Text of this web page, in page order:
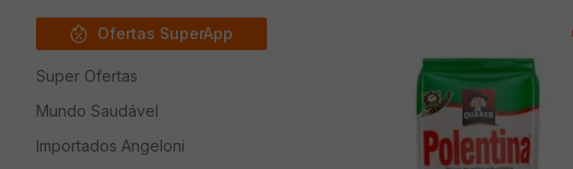
Papel Higienico
Ofertas SuperApp
Super Ofertas
Mundo Saudável
Importados Angeloni